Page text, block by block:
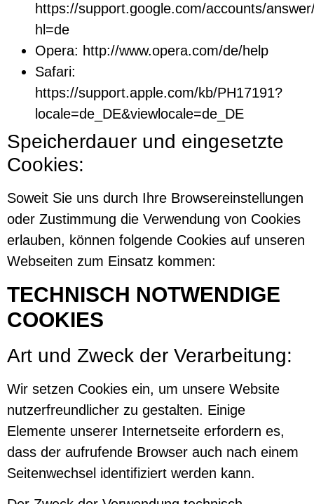
https://support.google.com/accounts/
hl=de
Opera: http://www.opera.com/de/help
Safari:
https://support.apple.com/kb/PH17191?
locale=de_DE&viewlocale=de_DE
Speicherdauer und eingesetzte
Cookies:
Soweit Sie uns durch Ihre Browsereinstellungen
oder Zustimmung die Verwendung von Cookies
erlauben, können folgende Cookies auf unseren
Webseiten zum Einsatz kommen:
TECHNISCH NOTWENDIGE
COOKIES
Art und Zweck der Verarbeitung:
Wir setzen Cookies ein, um unsere Website
nutzerfreundlicher zu gestalten. Einige
Elemente unserer Internetseite erfordern es,
dass der aufrufende Browser auch nach einem
Seitenwechsel identifiziert werden kann.